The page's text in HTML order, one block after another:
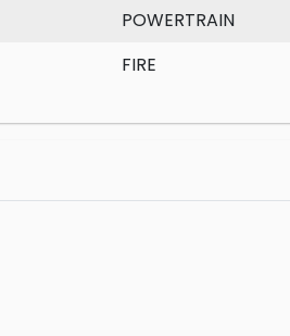
POWERTRAIN
FIRE